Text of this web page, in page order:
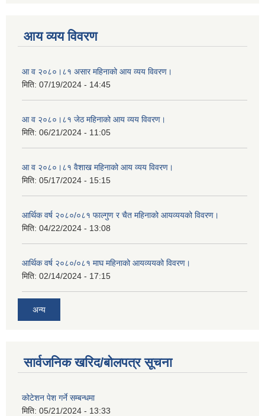
आय व्यय विवरण
आ व २०८०।८१ असार महिनाको आय व्यय विवरण।
मिति: 07/19/2024 - 14:45
आ व २०८०।८१ जेठ महिनाको आय व्यय विवरण।
मिति: 06/21/2024 - 11:05
आ व २०८०।८१ वैशाख महिनाको आय व्यय विवरण।
मिति: 05/17/2024 - 15:15
आर्थिक वर्ष २०८०/०८१ फाल्गुण र चैत महिनाको आयव्ययको विवरण।
मिति: 04/22/2024 - 13:08
आर्थिक वर्ष २०८०/०८१ माघ महिनाको आयव्ययको विवरण।
मिति: 02/14/2024 - 17:15
अन्य
सार्वजनिक खरिद/बोलपत्र सूचना
कोटेशन पेश गर्ने सम्बन्धमा
मिति: 05/21/2024 - 13:33